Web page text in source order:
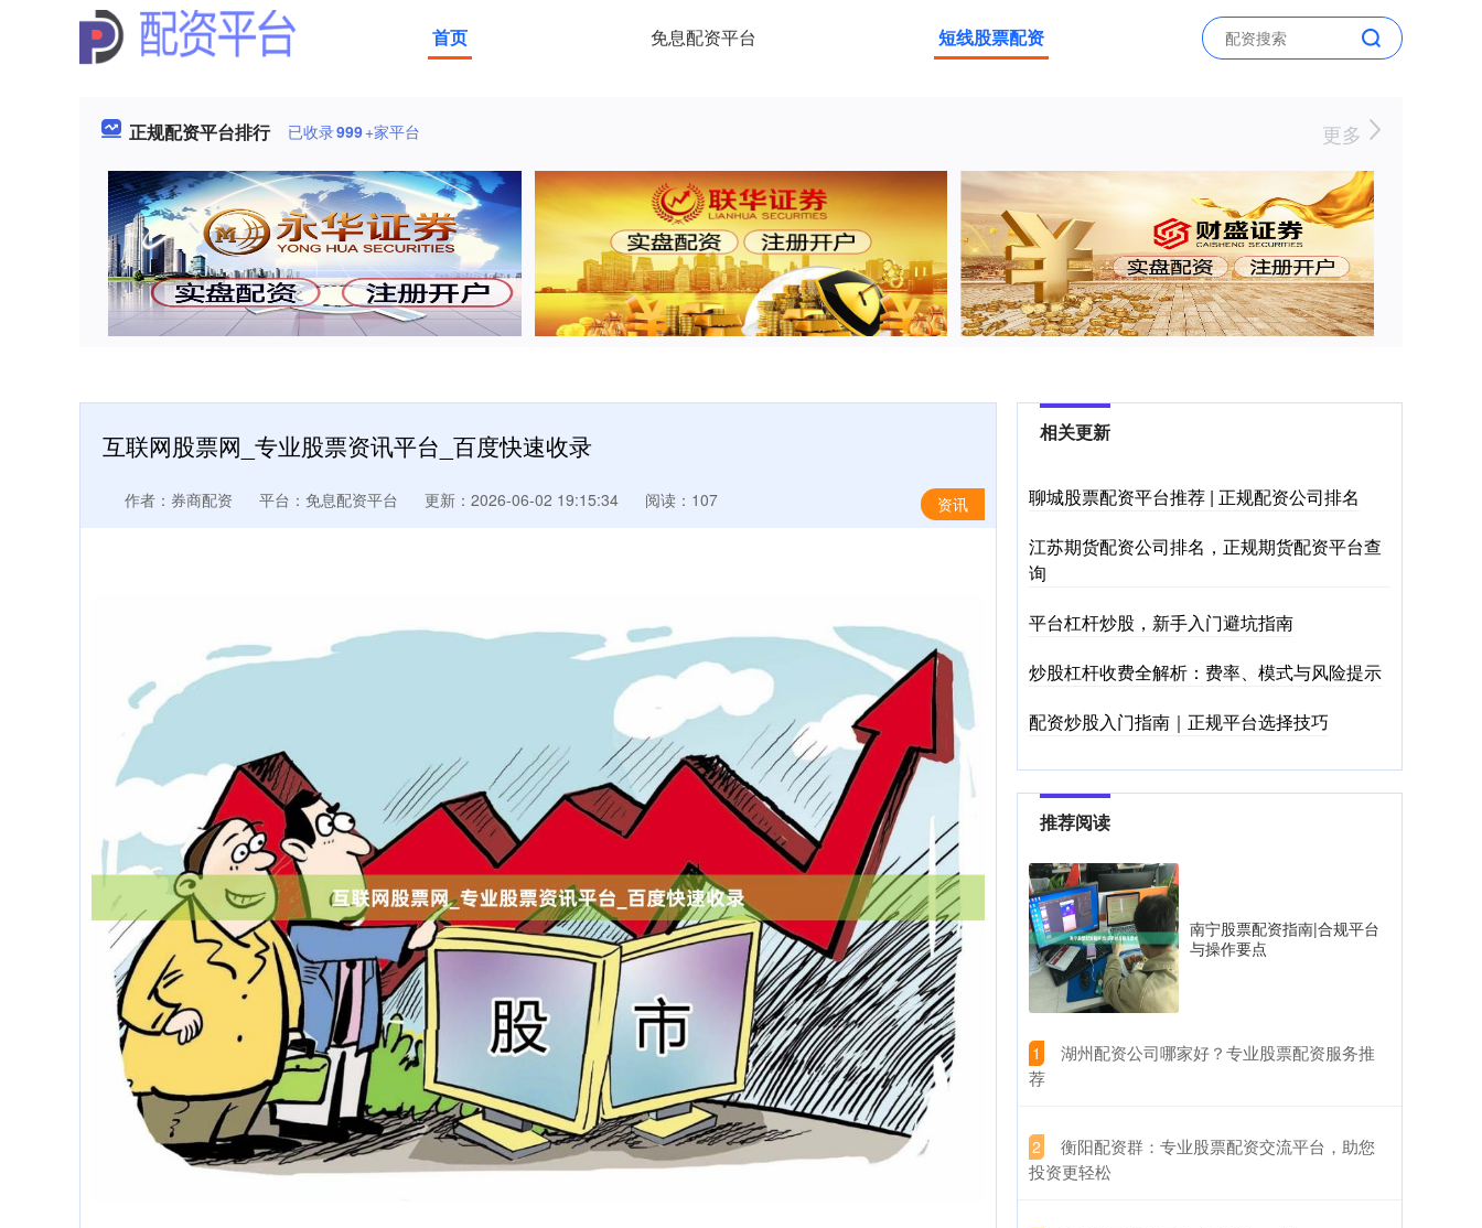
首页 免息配资平台 短线股票配资
正规配资平台排行 已收录999+家平台 更多
互联网股票网_专业股票资讯平台_百度快速收录
资讯
作者：券商配资 平台：免息配资平台 更新：2026-06-02 19:15:34 阅读：107
相关更新
聊城股票配资平台推荐 | 正规配资公司排名
江苏期货配资公司排名，正规期货配资平台查
询
平台杠杆炒股，新手入门避坑指南
炒股杠杆收费全解析：费率、模式与风险提示
配资炒股入门指南｜正规平台选择技巧
推荐阅读
南宁股票配资指南|合规平台
与操作要点
1
​湖州配资公司哪家好？专业股票配资服务推
荐
2
​衡阳配资群：专业股票配资交流平台，助您
投资更轻松